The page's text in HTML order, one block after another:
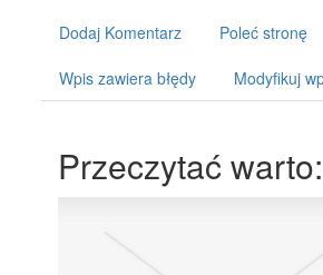
Dodaj Komentarz Poleć stronę
Wpis zawiera błędy Modyfikuj
Przeczytać warto: